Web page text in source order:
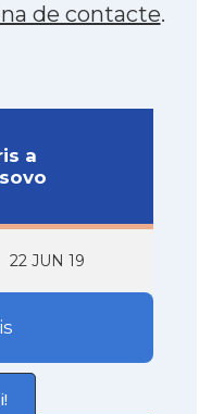
de contacte.
a
22 JUN 19